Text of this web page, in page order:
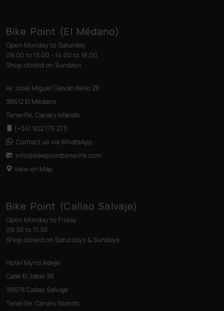
Bike Point (El Médano)
Open Monday to Saturday
09:00 to 13:00 - 14:00 to 18:00
Shop closed on Sundays
Av. José Miguel Galván Bello 28
38612 El Médano
Tenerife, Canary Islands
(+34) 922 176 273
Contact us via WhatsApp
info@bikepointtenerife .com
View on Map
Bike Point (Callao Salvaje)
Open Monday to Friday
09:30 to 11:30
Shop closed on Saturdays & Sundays
Hotel Mynd Adeje
Calle El Jable 36
38678 Callao Salvaje
Tenerife, Canary Islands